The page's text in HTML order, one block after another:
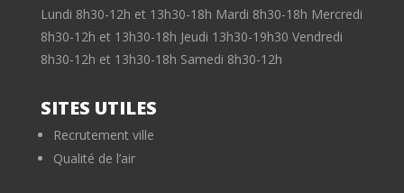
Lundi 8h30-12h et 13h30-18h Mardi 8h30-18h Mercredi
8h30-12h et 13h30-18h Jeudi 13h30-19h30 Vendredi
8h30-12h et 13h30-18h Samedi 8h30-12h
SITES UTILES
Recrutement ville
Qualité de l’air